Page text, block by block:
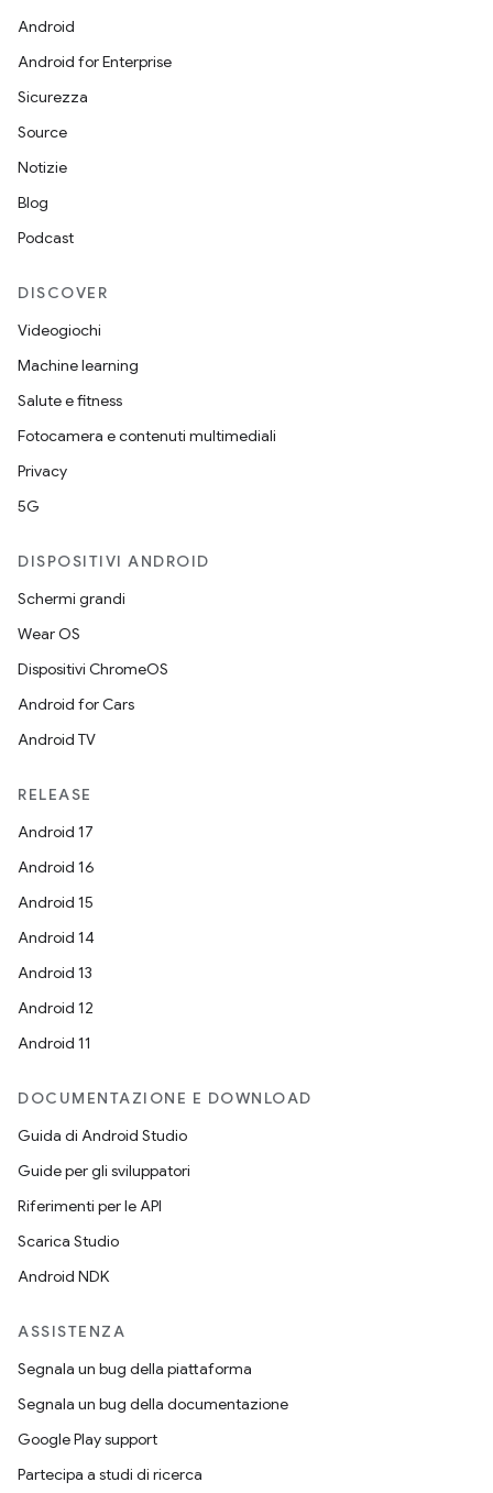
Android
Android for Enterprise
Sicurezza
Source
Notizie
Blog
Podcast
DISCOVER
Videogiochi
Machine learning
Salute e fitness
Fotocamera e contenuti multimediali
Privacy
5G
DISPOSITIVI ANDROID
Schermi grandi
Wear OS
Dispositivi ChromeOS
Android for Cars
Android TV
RELEASE
Android 17
Android 16
Android 15
Android 14
Android 13
Android 12
Android 11
DOCUMENTAZIONE E DOWNLOAD
Guida di Android Studio
Guide per gli sviluppatori
Riferimenti per le API
Scarica Studio
Android NDK
ASSISTENZA
Segnala un bug della piattaforma
Segnala un bug della documentazione
Google Play support
Partecipa a studi di ricerca